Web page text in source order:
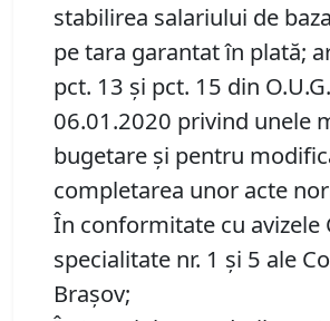
stabilirea salariului de
pe tara garantat în plată;
pct. 13 și pct. 15 din
06.01.2020 privind unele
bugetare și pentru
completarea unor acte
În conformitate cu avizele
specialitate nr. 1 și 5 ale
Brașov;